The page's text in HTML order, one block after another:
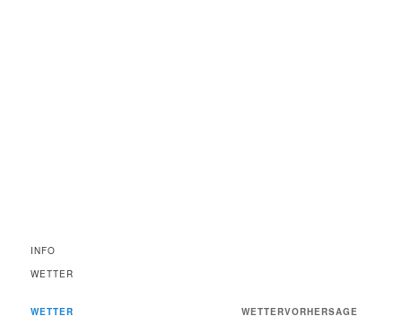
INFO
WETTER
WETTER WETTERVORHERSAGE